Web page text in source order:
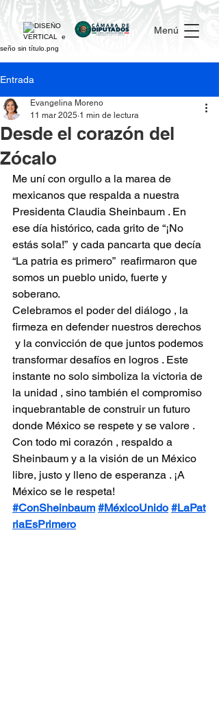
Menú
Entrada
Desde el corazón del
Zócalo
Evangelina Moreno
11 mar 2025 1 min de lectura
Me uní con orgullo a la marea de
mexicanos que respalda a nuestra
Presidenta Claudia Sheinbaum . En
ese día histórico, cada grito de “¡No
estás sola!”  y cada pancarta que decía
“La patria es primero”  reafirmaron que
somos un pueblo unido, fuerte y
soberano.
Celebramos el poder del diálogo , la
firmeza en defender nuestros derechos
y la convicción de que juntos podemos
transformar desafíos en logros . Este
instante no solo simboliza la victoria de
la unidad , sino también el compromiso
inquebrantable de construir un futuro
donde México se respete y se valore .
Con todo mi corazón , respaldo a
Sheinbaum y a la visión de un México
libre, justo y lleno de esperanza . ¡A
México se le respeta!
#ConSheinbaum #MéxicoUnido #LaPat
riaEsPrimero